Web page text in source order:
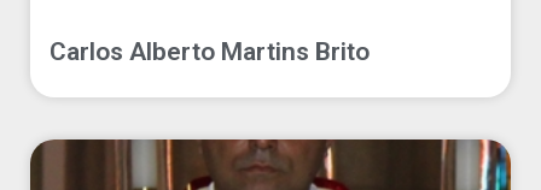
Carlos Alberto Martins Brito